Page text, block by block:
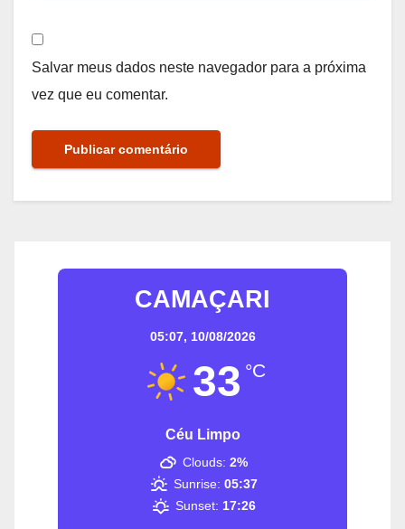
Salvar meus dados neste navegador para a próxima
vez que eu comentar.
CAMAÇARI
05:07, 10/08/2026
33 °C
Céu Limpo
Clouds: 2%
Sunrise: 05:37
Sunset: 17:26